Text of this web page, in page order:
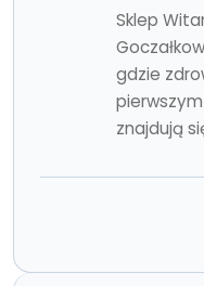
Sklep
gdzie
znajdują